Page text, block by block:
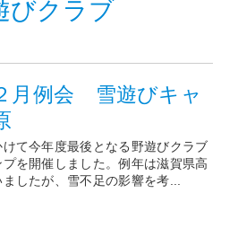
びクラブ
月例会 雪遊びキャ
て今年度最後となる野遊びクラブ
を開催しました。例年は滋賀県高
したが、雪不足の影響を考...